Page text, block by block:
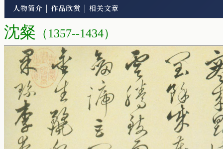
人物简介 | 作品欣赏 | 相关文章
沈粲 （1357--1434）